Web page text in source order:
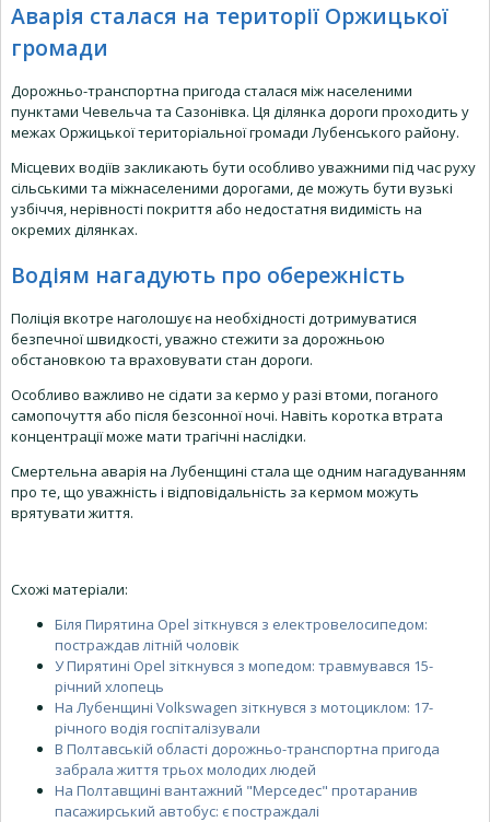
Аварія сталася на території Оржицької
громади
Дорожньо-транспортна пригода сталася між населеними
пунктами Чевельча та Сазонівка. Ця ділянка дороги проходить у
межах Оржицької територіальної громади Лубенського району.
Місцевих водіїв закликають бути особливо уважними під час руху
сільськими та міжнаселеними дорогами, де можуть бути вузькі
узбіччя, нерівності покриття або недостатня видимість на
окремих ділянках.
Водіям нагадують про обережність
Поліція вкотре наголошує на необхідності дотримуватися
безпечної швидкості, уважно стежити за дорожньою
обстановкою та враховувати стан дороги.
Особливо важливо не сідати за кермо у разі втоми, поганого
самопочуття або після безсонної ночі. Навіть коротка втрата
концентрації може мати трагічні наслідки.
Смертельна аварія на Лубенщині стала ще одним нагадуванням
про те, що уважність і відповідальність за кермом можуть
врятувати життя.
Схожі матеріали:
Біля Пирятина Opel зіткнувся з електровелосипедом:
постраждав літній чоловік
У Пирятині Opel зіткнувся з мопедом: травмувався 15-
річний хлопець
На Лубенщині Volkswagen зіткнувся з мотоциклом: 17-
річного водія госпіталізували
В Полтавській області дорожньо-транспортна пригода
забрала життя трьох молодих людей
На Полтавщині вантажний "Мерседес" протаранив
пасажирський автобус: є постраждалі